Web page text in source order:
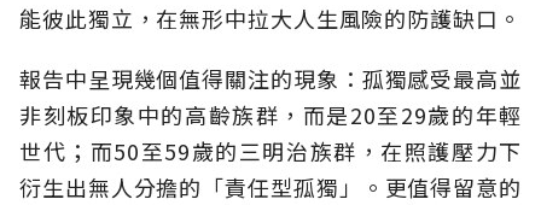
能彼此獨立，在無形中拉大人生風險的防護缺口。
報告中呈現幾個值得關注的現象：孤獨感受最高並
非刻板印象中的高齡族群，而是20至29歲的年輕
世代；而50至59歲的三明治族群，在照護壓力下
衍生出無人分擔的「責任型孤獨」。更值得留意的